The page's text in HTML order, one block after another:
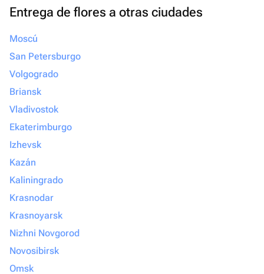
Entrega de flores a otras ciudades
Moscú
San Petersburgo
Volgogrado
Briansk
Vladivostok
Ekaterimburgo
Izhevsk
Kazán
Kaliningrado
Krasnodar
Krasnoyarsk
Nizhni Novgorod
Novosibirsk
Omsk